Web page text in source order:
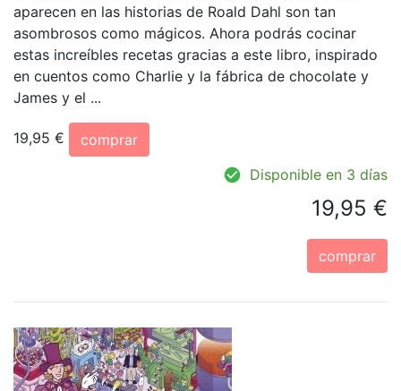
aparecen en las historias de Roald Dahl son tan
asombrosos como mágicos. Ahora podrás cocinar
estas increíbles recetas gracias a este libro, inspirado
en cuentos como Charlie y la fábrica de chocolate y
James y el ...
19,95 €
comprar
Disponible en 3 días
19,95 €
comprar